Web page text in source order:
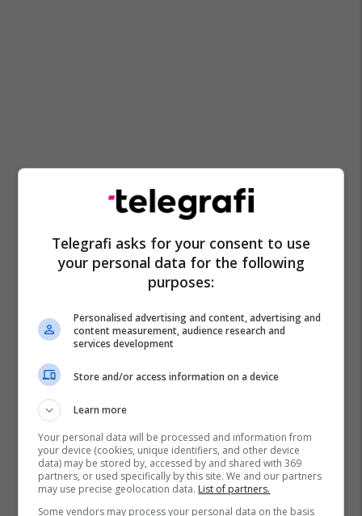
Policia E Kosovës Vrasje Në Prishtinë
Telegrafi asks for your consent to use
your personal data for the following
purposes:
Personalised advertising and content, advertising and
content measurement, audience research and
services development
Store and/or access information on a device
Learn more
Your personal data will be processed and information from
your device (cookies, unique identifiers, and other device
data) may be stored by, accessed by and shared with 369
partners, or used specifically by this site. We and our partners
may use precise geolocation data. List of partners.
Some vendors may process your personal data on the basis